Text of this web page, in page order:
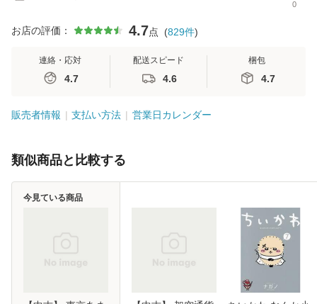
0
お店の評価： 4.7点 (829件)
連絡・応対
4.7
配送スピード
4.6
梱包
4.7
販売者情報 支払い方法 営業日カレンダー
類似商品と比較する
今見ている商品